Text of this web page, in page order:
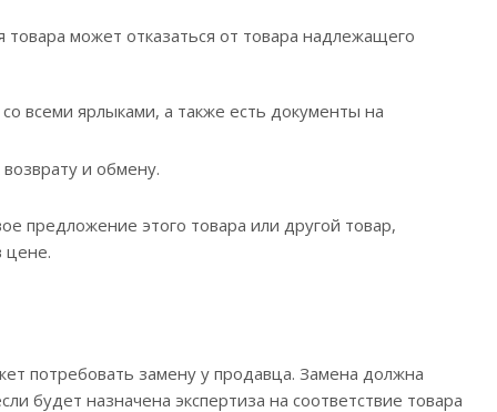
может отказаться от товара надлежащего
всеми ярлыками, а также есть документы на
и обмену.
предложение этого товара или другой товар,
цене.
потребовать замену у продавца. Замена должна
будет назначена экспертиза на соответствие товара